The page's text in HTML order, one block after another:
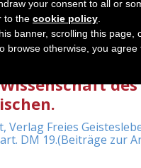
George:
des
Verlag Freies
DM 19.(Beiträge zur
your consent to all or
to the cookie policy
banner, scrolling this page,
browse otherwise, you agree